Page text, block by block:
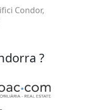
Condor,
?